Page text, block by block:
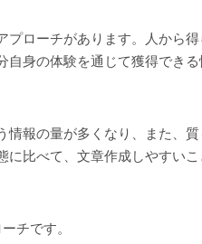
プローチがあります。人から得
自身の体験を通じて獲得できる
情報の量が多くなり、また、質
に比べて、文章作成しやすいこ
チです。